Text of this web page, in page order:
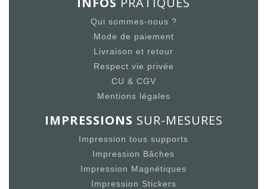
Qui sommes-nous ?
Mode de paiement
Livraison et retour
Respect vie privée
CU & CGV
Mentions légales
IMPRESSIONS SUR-MESURES
Impression tous supports
Impression Bâches
Impression Magnétiques
Impression Stickers